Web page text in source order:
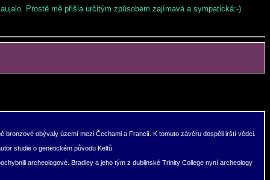
Prostě mě přišla určitým způsobem zajímavá a sympatická:-)
obývaly území mezi Čechami a Francií. K tomuto závěru dospěli irští vědci.
studie o genetickém původu Keltů.
archeologové. Bradley a jeho tým z dublinské Trinity College nyní archeology